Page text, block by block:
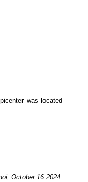
was located
October 16 2024.